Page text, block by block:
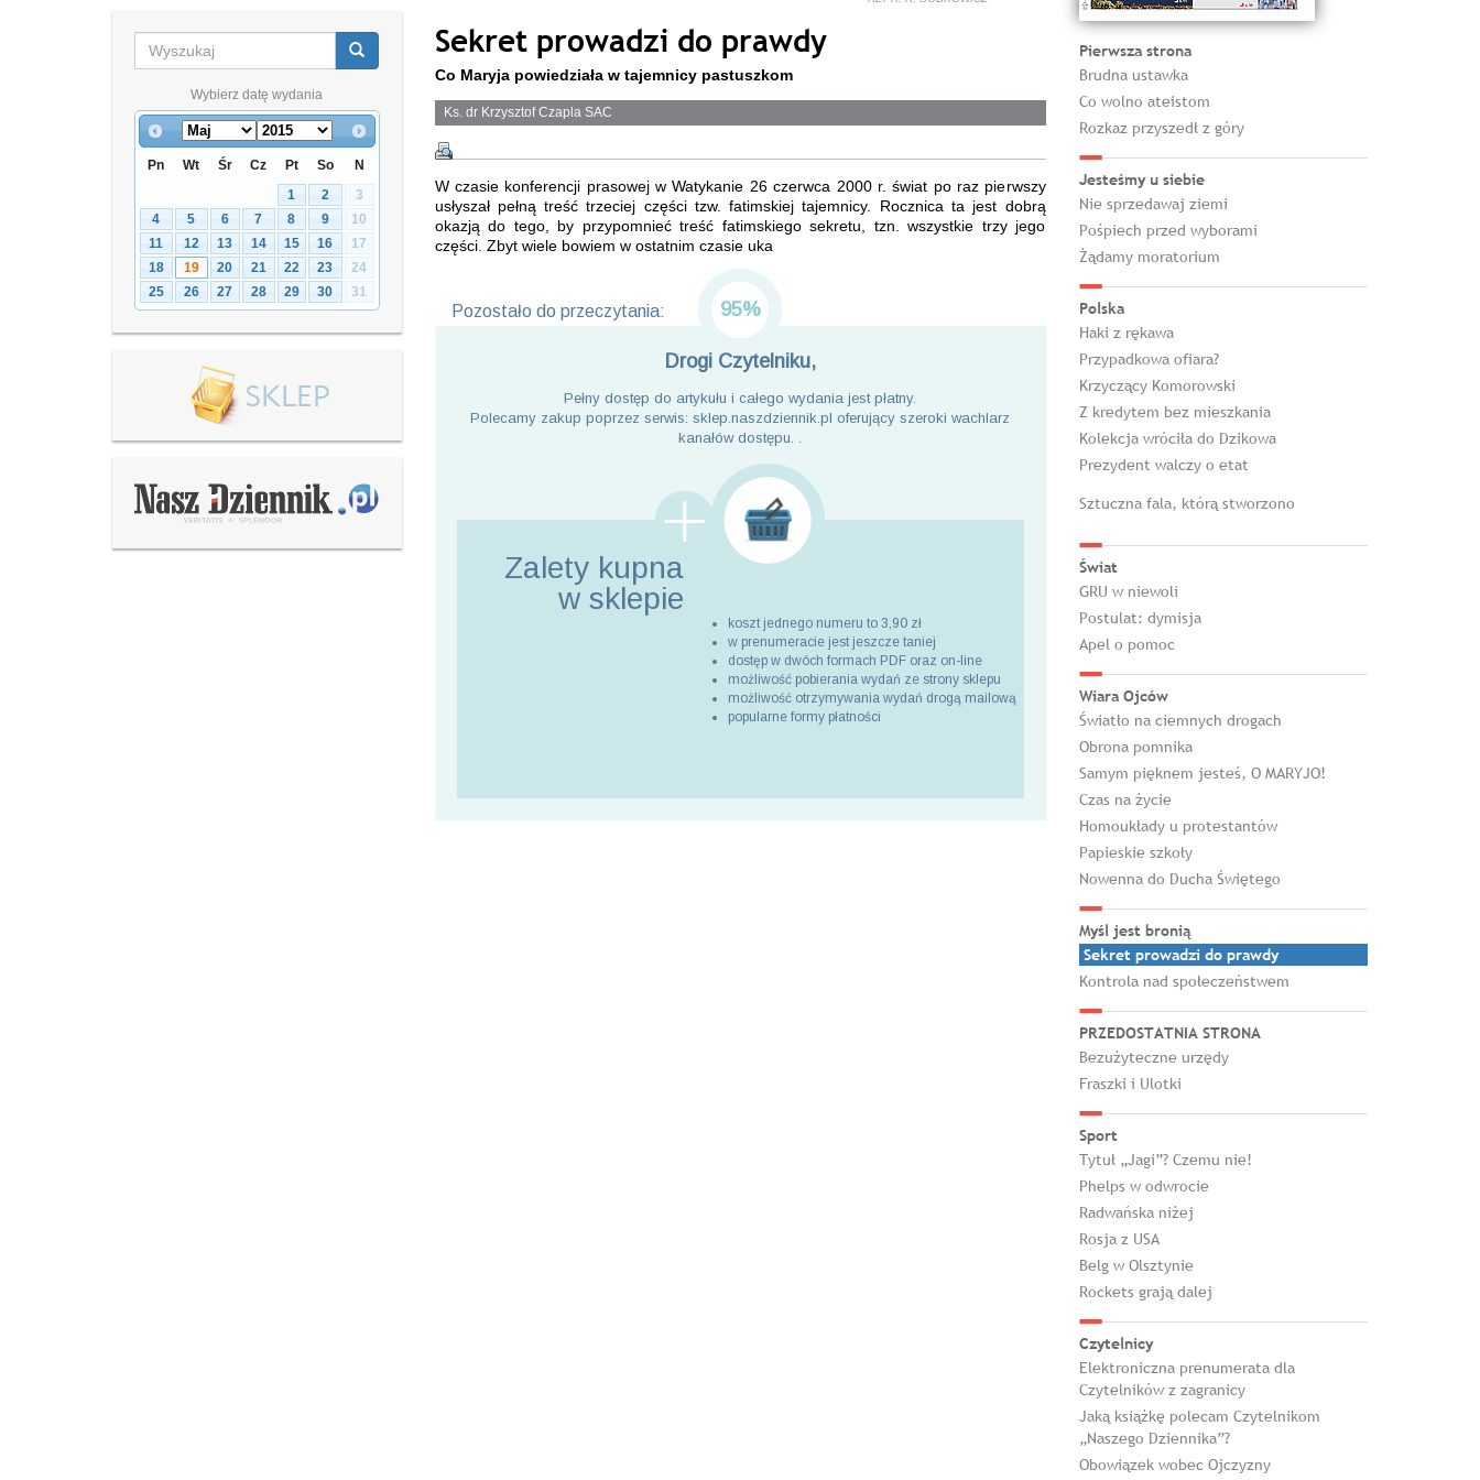
Wybierz datę wydania
Pn Wt Śr Cz Pt So
N
1
2
3
4
5 6 7 8 9
10
11
12 13 14 15 16
17
18
19 20 21 22 23
24
25
26 27 28 29 30 31
Sekret prowadzi do prawdy
Co Maryja powiedziała w tajemnicy pastuszkom
Ks. dr Krzysztof Czapla SAC
W czasie konferencji prasowej w Watykanie 26 czerwca 2000 r. świat po raz pierwszy
usłyszał pełną treść trzeciej części tzw. fatimskiej tajemnicy. Rocznica ta jest dobrą
okazją do tego, by przypomnieć treść fatimskiego sekretu, tzn. wszystkie trzy jego
części. Zbyt wiele bowiem w ostatnim czasie uka
Pozostało do przeczytania: 95%
Drogi Czytelniku,
Pełny dostęp do artykułu i całego wydania jest płatny.
Polecamy zakup poprzez serwis: sklep.naszdziennik.pl oferujący szeroki wachlarz
kanałów dostępu. .
Zalety kupna
w sklepie
koszt jednego numeru to 3,90 zł
w prenumeracie jest jeszcze taniej
dostęp w dwóch formach PDF oraz on-line
możliwość pobierania wydań ze strony sklepu
możliwość otrzymywania wydań drogą mailową
popularne formy płatności
Pierwsza strona
Brudna ustawka
Co wolno ateistom
Rozkaz przyszedł z góry
Jesteśmy u siebie
Nie sprzedawaj ziemi
Pośpiech przed wyborami
Żądamy moratorium
Polska
Haki z rękawa
Przypadkowa ofiara?
Krzyczący Komorowski
Z kredytem bez mieszkania
Kolekcja wróciła do Dzikowa
Prezydent walczy o etat
Sztuczna fala, którą stworzono
Świat
GRU w niewoli
Postulat: dymisja
Apel o pomoc
Wiara Ojców
Światło na ciemnych drogach
Obrona pomnika
Samym pięknem jesteś, O MARYJO!
Czas na życie
Homoukłady u protestantów
Papieskie szkoły
Nowenna do Ducha Świętego
Myśl jest bronią
Sekret prowadzi do prawdy
Kontrola nad społeczeństwem
PRZEDOSTATNIA STRONA
Bezużyteczne urzędy
Fraszki i Ulotki
Sport
Tytuł „Jagi”? Czemu nie!
Phelps w odwrocie
Radwańska niżej
Rosja z USA
Belg w Olsztynie
Rockets grają dalej
Czytelnicy
Elektroniczna prenumerata dla
Czytelników z zagranicy
Jaką książkę polecam Czytelnikom
„Naszego Dziennika”?
Obowiązek wobec Ojczyzny